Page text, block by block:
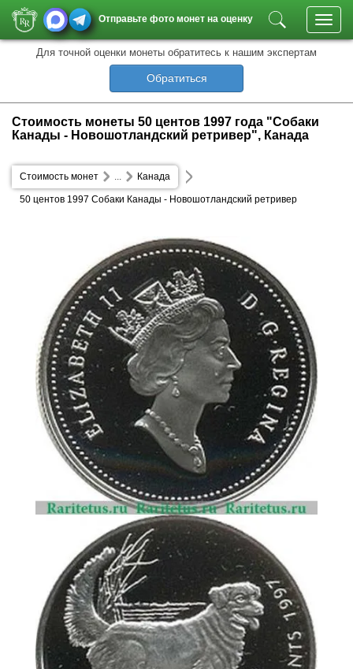
Отправьте фото монет на оценку
Для точной оценки монеты обратитесь к нашим экспертам
Обратиться
Стоимость монеты 50 центов 1997 года "Собаки
Канады - Новошотландский ретривер", Канада
Стоимость монет Канада
...
50 центов 1997 Собаки Канады - Новошотландский ретривер